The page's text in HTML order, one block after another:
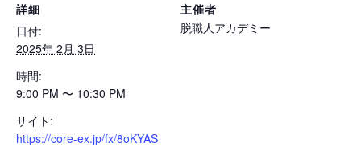
詳細
日付:
2025年 2月 3日
時間:
9:00 PM 〜 10:30 PM
サイト:
https://core-ex.jp/fx/8oKYAS
主催者
脱職人アカデミー